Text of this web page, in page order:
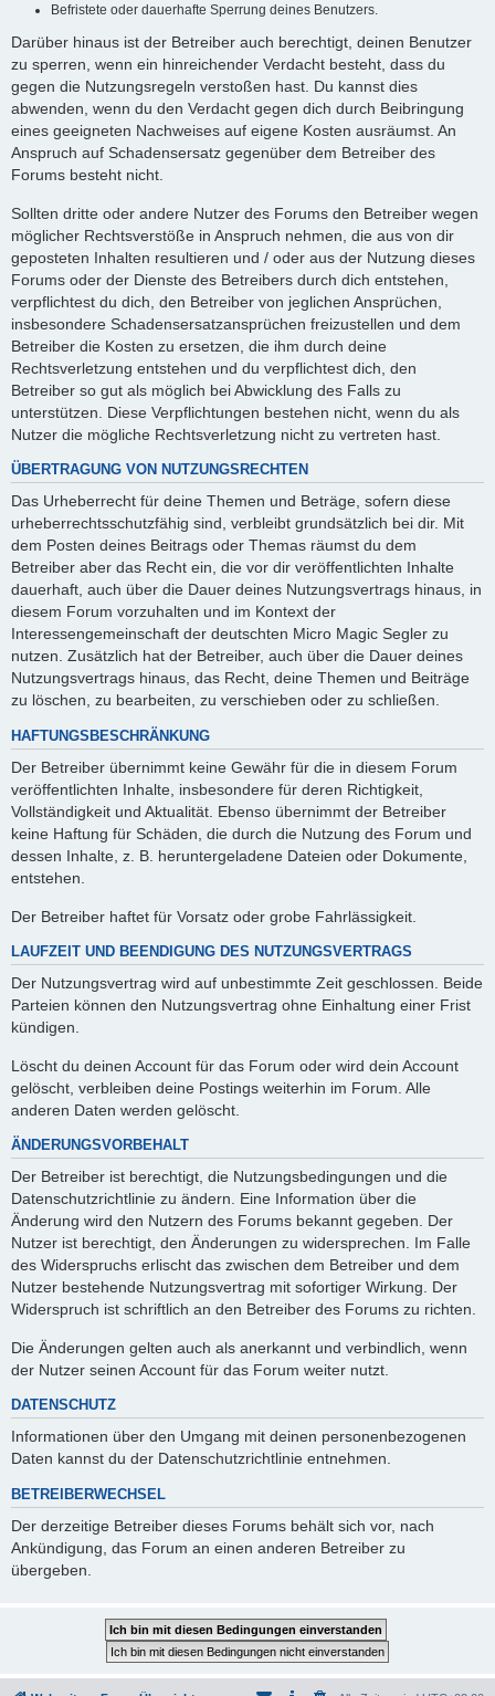
Befristete oder dauerhafte Sperrung deines Benutzers.
Darüber hinaus ist der Betreiber auch berechtigt, deinen Benutzer
zu sperren, wenn ein hinreichender Verdacht besteht, dass du
gegen die Nutzungsregeln verstoßen hast. Du kannst dies
abwenden, wenn du den Verdacht gegen dich durch Beibringung
eines geeigneten Nachweises auf eigene Kosten ausräumst. An
Anspruch auf Schadensersatz gegenüber dem Betreiber des
Forums besteht nicht.
Sollten dritte oder andere Nutzer des Forums den Betreiber wegen
möglicher Rechtsverstöße in Anspruch nehmen, die aus von dir
geposteten Inhalten resultieren und / oder aus der Nutzung dieses
Forums oder der Dienste des Betreibers durch dich entstehen,
verpflichtest du dich, den Betreiber von jeglichen Ansprüchen,
insbesondere Schadensersatzansprüchen freizustellen und dem
Betreiber die Kosten zu ersetzen, die ihm durch deine
Rechtsverletzung entstehen und du verpflichtest dich, den
Betreiber so gut als möglich bei Abwicklung des Falls zu
unterstützen. Diese Verpflichtungen bestehen nicht, wenn du als
Nutzer die mögliche Rechtsverletzung nicht zu vertreten hast.
ÜBERTRAGUNG VON NUTZUNGSRECHTEN
Das Urheberrecht für deine Themen und Beträge, sofern diese
urheberrechtsschutzfähig sind, verbleibt grundsätzlich bei dir. Mit
dem Posten deines Beitrags oder Themas räumst du dem
Betreiber aber das Recht ein, die vor dir veröffentlichten Inhalte
dauerhaft, auch über die Dauer deines Nutzungsvertrags hinaus, in
diesem Forum vorzuhalten und im Kontext der
Interessengemeinschaft der deutschten Micro Magic Segler zu
nutzen. Zusätzlich hat der Betreiber, auch über die Dauer deines
Nutzungsvertrags hinaus, das Recht, deine Themen und Beiträge
zu löschen, zu bearbeiten, zu verschieben oder zu schließen.
HAFTUNGSBESCHRÄNKUNG
Der Betreiber übernimmt keine Gewähr für die in diesem Forum
veröffentlichten Inhalte, insbesondere für deren Richtigkeit,
Vollständigkeit und Aktualität. Ebenso übernimmt der Betreiber
keine Haftung für Schäden, die durch die Nutzung des Forum und
dessen Inhalte, z. B. heruntergeladene Dateien oder Dokumente,
entstehen.
Der Betreiber haftet für Vorsatz oder grobe Fahrlässigkeit.
LAUFZEIT UND BEENDIGUNG DES NUTZUNGSVERTRAGS
Der Nutzungsvertrag wird auf unbestimmte Zeit geschlossen. Beide
Parteien können den Nutzungsvertrag ohne Einhaltung einer Frist
kündigen.
Löscht du deinen Account für das Forum oder wird dein Account
gelöscht, verbleiben deine Postings weiterhin im Forum. Alle
anderen Daten werden gelöscht.
ÄNDERUNGSVORBEHALT
Der Betreiber ist berechtigt, die Nutzungsbedingungen und die
Datenschutzrichtlinie zu ändern. Eine Information über die
Änderung wird den Nutzern des Forums bekannt gegeben. Der
Nutzer ist berechtigt, den Änderungen zu widersprechen. Im Falle
des Widerspruchs erlischt das zwischen dem Betreiber und dem
Nutzer bestehende Nutzungsvertrag mit sofortiger Wirkung. Der
Widerspruch ist schriftlich an den Betreiber des Forums zu richten.
Die Änderungen gelten auch als anerkannt und verbindlich, wenn
der Nutzer seinen Account für das Forum weiter nutzt.
DATENSCHUTZ
Informationen über den Umgang mit deinen personenbezogenen
Daten kannst du der Datenschutzrichtlinie entnehmen.
BETREIBERWECHSEL
Der derzeitige Betreiber dieses Forums behält sich vor, nach
Ankündigung, das Forum an einen anderen Betreiber zu
übergeben.